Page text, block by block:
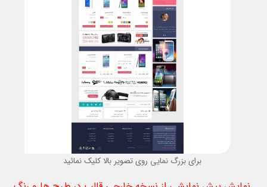
برای بزرگ نمایی روی تصویر بالا کلیک نمائید